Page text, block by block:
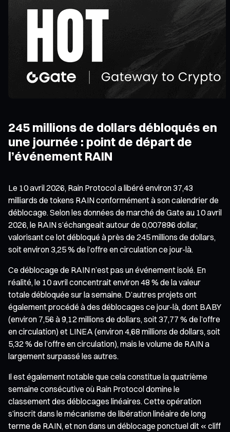
245 millions de dollars débloqués en
une journée : point de départ de
l’événement RAIN
Le 10 avril 2026, Rain Protocol a libéré environ 37,43
milliards de tokens RAIN conformément à son calendrier de
déblocage. Selon les données de marché de Gate au 10 avril
2026, le RAIN s’échangeait autour de 0,007896 dollar,
valorisant ce lot débloqué à près de 245 millions de dollars,
soit environ 3,25 % de l’offre en circulation ce jour-là.
Ce déblocage de RAIN n’est pas un événement isolé. En
réalité, le 10 avril concentrait environ 48 % de la valeur
totale débloquée sur la semaine. D’autres projets ont
également procédé à des déblocages ce jour-là, dont BABY
(environ 7,56 à 9,12 millions de dollars, soit 37,77 % de l’offre
en circulation) et LINEA (environ 4,68 millions de dollars, soit
5,32 % de l’offre en circulation), mais le volume de RAIN a
largement surpassé les autres.
Il est également notable que cela constitue la quatrième
semaine consécutive où Rain Protocol domine le
classement des déblocages linéaires. Cette opération
s’inscrit dans le mécanisme de libération linéaire de long
terme de RAIN, et non dans un déblocage ponctuel dit « cliff